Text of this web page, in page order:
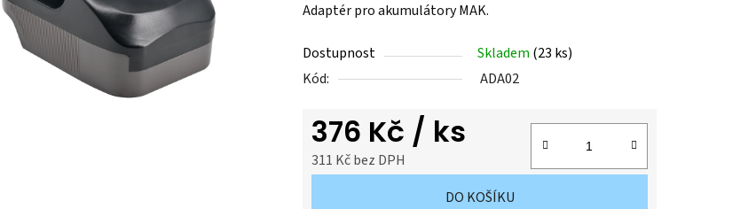
je
z
5
Adaptér pro akumulátory MAK.
Dostupnost Skladem (23 ks)
Kód:
ADA02
376 Kč / ks
311 Kč bez DPH
DO KOŠÍKU